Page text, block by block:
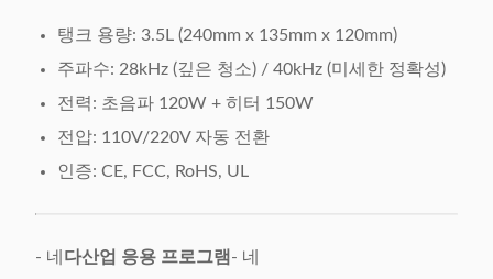
탱크 용량: 3.5L (240mm x 135mm x 120mm)
주파수: 28kHz (깊은 청소) / 40kHz (미세한 정확성)
전력: 초음파 120W + 히터 150W
전압: 110V/220V 자동 전환
인증: CE, FCC, RoHS, UL
- 네 다산업 응용 프로그램 - 네